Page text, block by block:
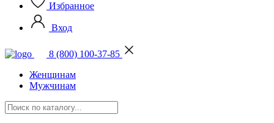
Избранное
Вход
8 (800) 100-37-85
Женщинам
Мужчинам